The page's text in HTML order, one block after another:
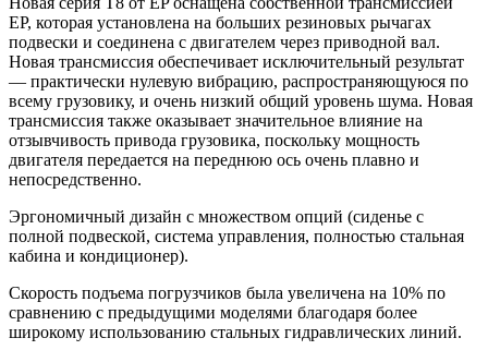
EP, которая установлена на больших резиновых рычагах
подвески и соединена с двигателем через приводной вал.
Новая трансмиссия обеспечивает исключительный результат
— практически нулевую вибрацию, распространяющуюся по
всему грузовику, и очень низкий общий уровень шума. Новая
трансмиссия также оказывает значительное влияние на
отзывчивость привода грузовика, поскольку мощность
двигателя передается на переднюю ось очень плавно и
непосредственно.
Эргономичный дизайн с множеством опций (сиденье с
полной подвеской, система управления, полностью стальная
кабина и кондиционер).
Скорость подъема погрузчиков была увеличена на 10% по
сравнению с предыдущими моделями благодаря более
широкому использованию стальных гидравлических линий.